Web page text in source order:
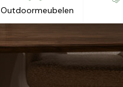
Outdoormeubelen